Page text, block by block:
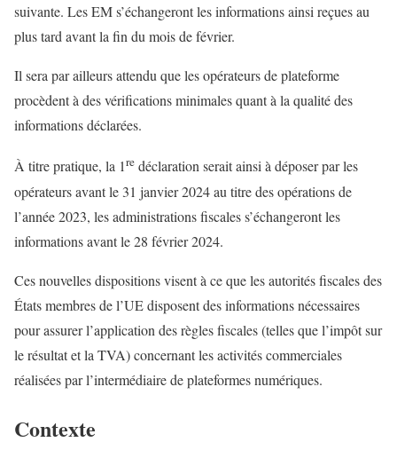
suivante. Les EM s’échangeront les informations ainsi reçues au
plus tard avant la fin du mois de février.
Il sera par ailleurs attendu que les opérateurs de plateforme
procèdent à des vérifications minimales quant à la qualité des
informations déclarées.
À titre pratique, la 1re déclaration serait ainsi à déposer par les
opérateurs avant le 31 janvier 2024 au titre des opérations de
l’année 2023, les administrations fiscales s’échangeront les
informations avant le 28 février 2024.
Ces nouvelles dispositions visent à ce que les autorités fiscales des
États membres de l’UE disposent des informations nécessaires
pour assurer l’application des règles fiscales (telles que l’impôt sur
le résultat et la TVA) concernant les activités commerciales
réalisées par l’intermédiaire de plateformes numériques.
Contexte